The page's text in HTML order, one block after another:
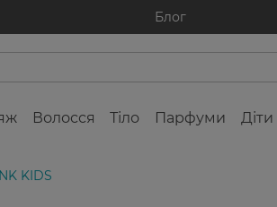
Блог
Волосся Тіло Парфуми Діти
KIDS